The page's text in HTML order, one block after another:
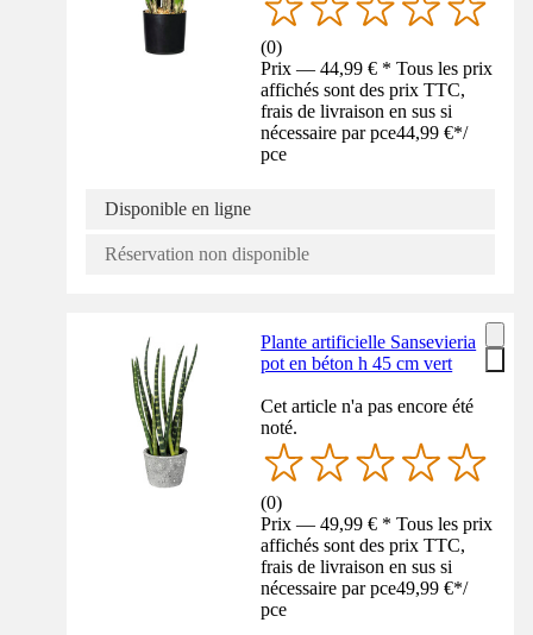
(0)
Prix — 44,99 € * Tous les prix
affichés sont des prix TTC,
frais de livraison en sus si
nécessaire par pce44,99 €*/
pce
Disponible en ligne
Réservation non disponible
Plante artificielle Sansevieria
pot en béton h 45 cm vert
Cet article n'a pas encore été
noté.
(0)
Prix — 49,99 € * Tous les prix
affichés sont des prix TTC,
frais de livraison en sus si
nécessaire par pce49,99 €*/
pce